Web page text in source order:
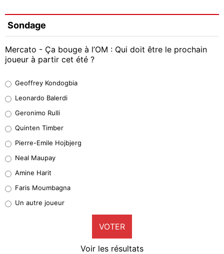
Sondage
Mercato - Ça bouge à l’OM : Qui doit être le prochain
joueur à partir cet été ?
38%
32%
5%
1%
9%
Geoffrey Kondogbia
Leonardo Balerdi
Geronimo Rulli
Quinten Timber
Pierre-Emile Hojbjerg
Neal Maupay
Amine Harit
Faris Moumbagna
Un autre joueur
VOTER
Voir les résultats